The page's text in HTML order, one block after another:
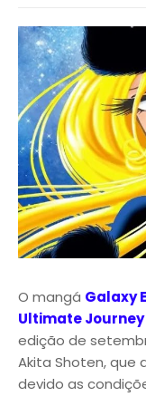
O mangá Galaxy
Ultimate Journey
edição de
Akita Shoten, que
devido as